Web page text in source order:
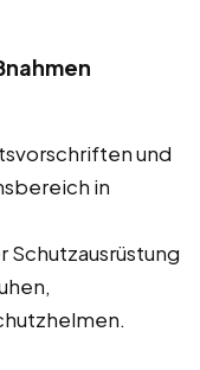
und
in
Schutzausrüstung